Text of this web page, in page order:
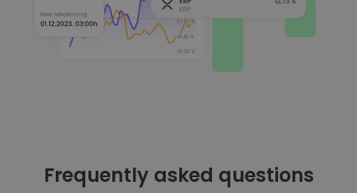
Frequently asked questions